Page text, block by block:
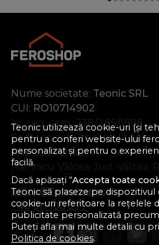
Teonic utilizează cookie-uri (și
pentru a conferi website-ului
personalizat și pentru o
facilă.
Dacă apăsați “Accepta toate
Teonic să plaseze pe
cookie-uri referitoare la rețelele
publicitate personalizată
Puteți afla mai multe detalii cu
Politica de cookies.
Nume societate: Teonic SRL
CUI: RO10714902
Nr. reg. com.: J38/289/1998
Sediu social:Str. Gib
Depozit central:Str. Râureni,
Râmnicu Vâlcea, Jud. Vâlcea,
office@feroshop.ro
+40 311 100 277